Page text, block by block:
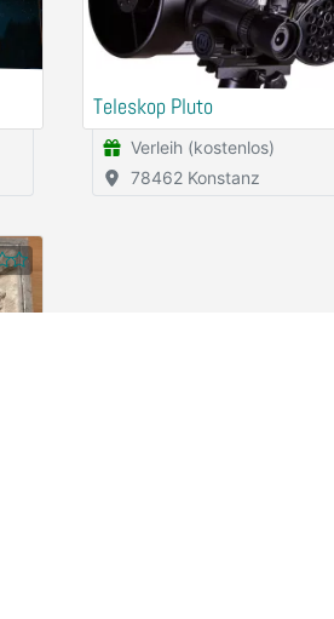
Teleskop Pluto
Verleih (kostenlos)
78462 Konstanz